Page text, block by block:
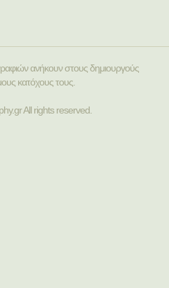
ανήκουν στους δημιουργούς
κατόχους τους.
All rights reserved.